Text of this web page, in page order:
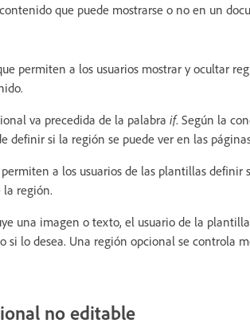
que puede mostrarse o no en un
permiten a los usuarios mostrar y ocultar
va precedida de la palabra if. Según la
definir si la región se puede ver en las
a los usuarios de las plantillas definir
región.
una imagen o texto, el usuario de la
si lo desea. Una región opcional se controla
no editable